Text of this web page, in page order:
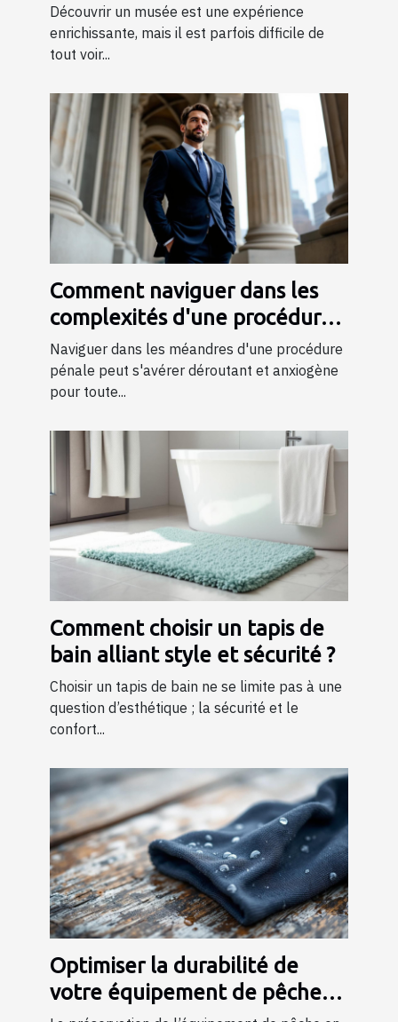
musée ?
Découvrir un musée est une expérience
enrichissante, mais il est parfois difficile de
tout voir...
Comment naviguer dans les
complexités d'une procédure
pénale ?
Naviguer dans les méandres d'une procédure
pénale peut s'avérer déroutant et anxiogène
pour toute...
Comment choisir un tapis de
bain alliant style et sécurité ?
Choisir un tapis de bain ne se limite pas à une
question d’esthétique ; la sécurité et le
confort...
Optimiser la durabilité de
votre équipement de pêche